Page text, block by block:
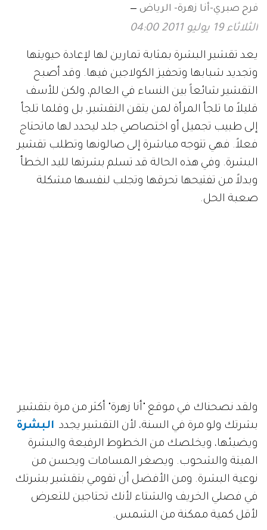
فرح صبري-أنا زهرة- الرياض
الثلاثاء 19 يوليو 2011 04:00
يعد تقشير البشرة بمثابة تمارين لها لإعادة حيويتها
وتجديد شبابها وتحفيز الكولاجين فيها. وقد أصبح
التقشير شائعاً بين النساء في العالم، ولكن للأسف
قليلاً ما تلجأ المرأة لمن يتقن التقشير، بل وقلما تلجأ
إلى طبيب تجميل أو اختصاصي جلد ليحدد لها ماتحتاج
فعلاً. فهي تتوجه مباشرة إلى صالونها وتطلب تقشير
البشرة. وفي هذه الحالة قد تسلم بشرتها لليد الخطأ
وبدلاً من تفتيحها تحرقها وتجلب لنفسها مشكلة
صعبة الحل.
ولقد نصحناك في موقع "أنا زهرة" أكثر من مرة بتقشير
بشرتك ولو مرة في السنة، لأن التقشير يجدد البشرة
ويضيئها، ويخلصك من الخطوط الرفيعة والبشرة
الميتة والشحوب. ويصغر المسامات ويحسن من
نوعية البشرة. ومن الأفضل أن تقومي بتقشير بشرتك
في فصلي الخريف والشتاء لأنك تحتاجين للتعرض
لأقل كمية ممكنة من الشمس.